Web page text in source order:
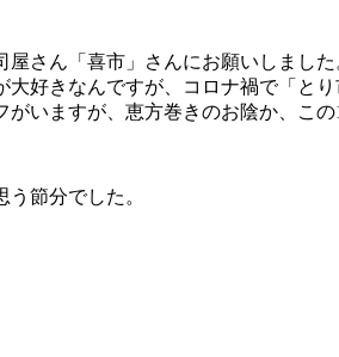
さん「喜市」さんにお願いしました
大好きなんですが、コロナ禍で「とり
いますが、恵方巻きのお陰か、 こ
節分でした。